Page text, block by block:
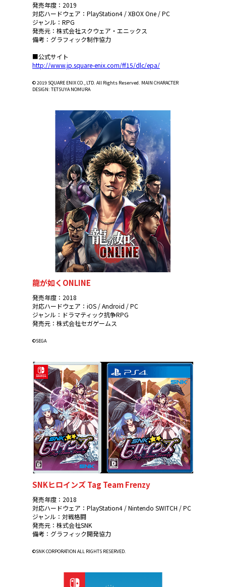
発売年度：2019
対応ハードウェア：PlayStation4 / XBOX One / PC
ジャンル：RPG
発売元：株式会社スクウェア・エニックス
備考：グラフィック制作協力
■公式サイト
http://www.jp.square-enix.com/ff15/dlc/epa/
© 2019 SQUARE ENIX CO., LTD. All Rights Reserved. MAIN CHARACTER
DESIGN: TETSUYA NOMURA
龍が如くONLINE
発売年度：2018
対応ハードウェア：iOS / Android / PC
ジャンル：ドラマティック抗争RPG
発売元：株式会社セガゲームス
©SEGA
SNKヒロインズ Tag Team Frenzy
発売年度：2018
対応ハードウェア：PlayStation4 / Nintendo SWITCH / PC
ジャンル：対戦格闘
発売元：株式会社SNK
備考：グラフィック開発協力
©SNK CORPORATION ALL RIGHTS RESERVED.